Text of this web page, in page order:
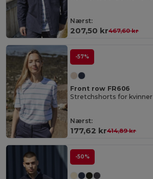
Nærst:
207,50 kr467,60 kr
-57%
Front row FR606
Stretchshorts for kvinner
Nærst:
177,62 kr414,89 kr
-50%